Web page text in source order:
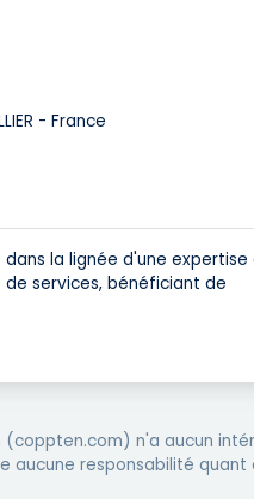
- France
dans la lignée d'une expertise
services, bénéficiant de
n'a aucun
aucune responsabilité quant